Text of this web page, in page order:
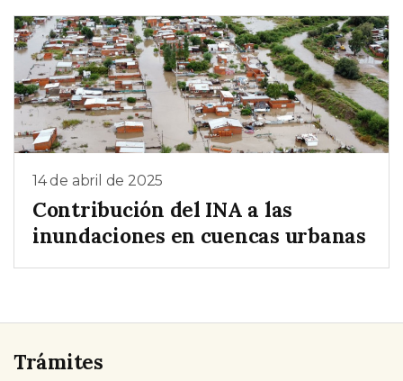
14 de abril de 2025
Contribución del INA a las
inundaciones en cuencas urbanas
Trámites